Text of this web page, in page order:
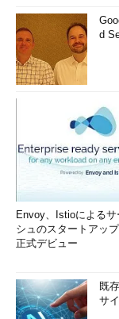
ーを押すという方
名「taskmgr.exe」
ド入力に慣れている
［Windows］＋［R］キ
て実行］ダイアログを開
イル名である「
d
Envoy、Istioによるサ
シュのスタートアッ
正式デビュー
既
サ